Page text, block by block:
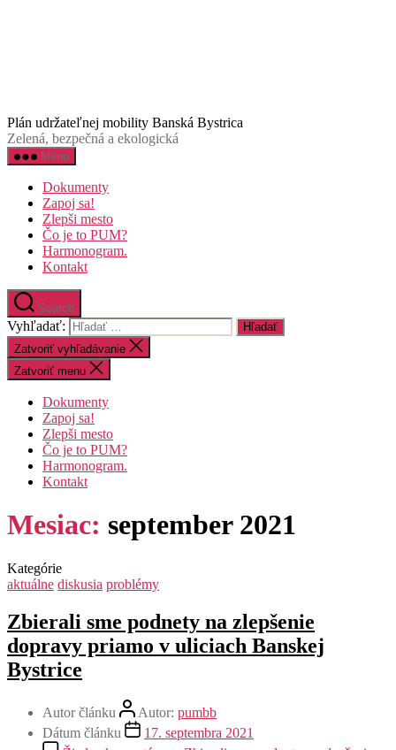
Plán udržateľnej mobility Banská Bystrica
Zelená, bezpečná a ekologická
Menu
Dokumenty
Zapoj sa!
Zlepši mesto
Čo je to PUM?
Harmonogram.
Kontakt
Search
Vyhľadať:
Zatvoriť vyhľadávanie
Zatvoriť menu
Dokumenty
Zapoj sa!
Zlepši mesto
Čo je to PUM?
Harmonogram.
Kontakt
Mesiac: september 2021
Kategórie
aktuálne diskusia problémy
Zbierali sme podnety na zlepšenie
dopravy priamo v uliciach Banskej
Bystrice
Autor článku Autor: pumbb
Dátum článku
17. septembra 2021